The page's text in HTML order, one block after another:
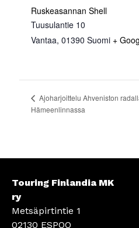
Ruskeasannan Shell
Tuusulantie 10
Vantaa, 01390 Suomi +
Ajoharjoittelu Ahveniston
Hämeenlinnassa
Touring Finlandia MK
ry
Metsäpirtintie 1
02130 ESPOO